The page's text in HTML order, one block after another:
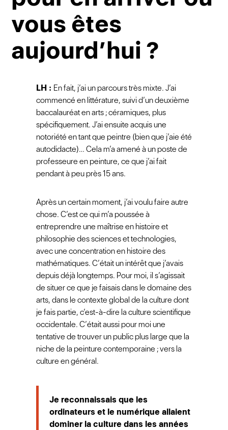
vous êtes
aujourd’hui ?
LH : En fait, j’ai un parcours très mixte. J’ai
commencé en littérature, suivi d’un deuxième
baccalauréat en arts ; céramiques, plus
spécifiquement. J’ai ensuite acquis une
notoriété en tant que peintre (bien que j’aie été
autodidacte)… Cela m’a amené à un poste de
professeure en peinture, ce que j’ai fait
pendant à peu près 15 ans.
Après un certain moment, j’ai voulu faire autre
chose. C’est ce qui m’a poussée à
entreprendre une maîtrise en histoire et
philosophie des sciences et technologies,
avec une concentration en histoire des
mathématiques. C’était un intérêt que j’avais
depuis déjà longtemps. Pour moi, il s’agissait
de situer ce que je faisais dans le domaine des
arts, dans le contexte global de la culture dont
je fais partie, c’est-à-dire la culture scientifique
occidentale. C’était aussi pour moi une
tentative de trouver un public plus large que la
niche de la peinture contemporaine ; vers la
culture en général.
Je reconnaissais que les
ordinateurs et le numérique allaient
dominer la culture dans les années